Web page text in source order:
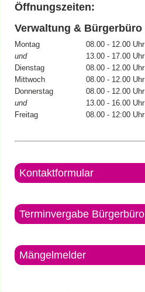
Öffnungszeiten:
Verwaltung & Bürgerbüro
Montag
08.00 - 12.00 Uhr
und
13.00 - 17.00 Uhr
Dienstag
08.00 - 12.00 Uhr
Mittwoch
08.00 - 12.00 Uhr
Donnerstag
08.00 - 12.00 Uhr
und
13.00 - 16.00 Uhr
Freitag
08.00 - 12:00 Uhr
Kontaktformular
Terminvergabe Bürgerbüro
Mängelmelder